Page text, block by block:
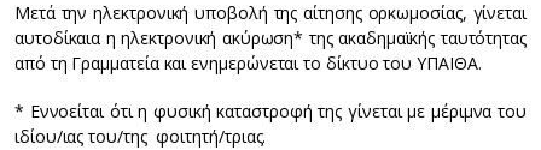
Μετά την ηλεκτρονική υποβολή της αίτησης ορκωμοσίας, γίνεται
αυτοδίκαια η ηλεκτρονική ακύρωση* της ακαδημαϊκής ταυτότητας
από τη Γραμματεία και ενημερώνεται το δίκτυο του ΥΠΑΙΘΑ.
* Εννοείται ότι η φυσική καταστροφή της γίνεται με μέριμνα του
ιδίου/ιας του/της φοιτητή/τριας.